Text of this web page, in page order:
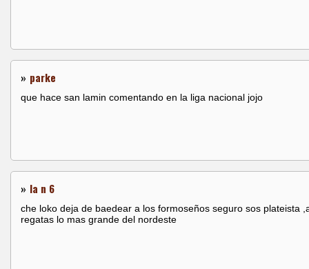
» parke
que hace san lamin comentando en la liga nacional jojo
» la n 6
che loko deja de baedear a los formoseños seguro sos plateista
regatas lo mas grande del nordeste